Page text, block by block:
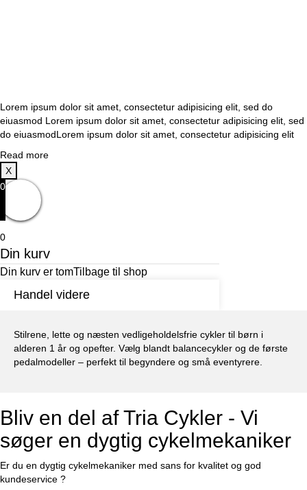
Lorem ipsum dolor sit amet, consectetur adipisicing elit, sed do
eiuasmod Lorem ipsum dolor sit amet, consectetur adipisicing elit, sed
do eiuasmodLorem ipsum dolor sit amet, consectetur adipisicing elit
Read more
X
0
0
Din kurv
Din kurv er tomTilbage til shop
Handel videre
Stilrene, lette og næsten vedligeholdelsfrie cykler til børn i
alderen 1 år og opefter. Vælg blandt balancecykler og de første
pedalmodeller – perfekt til begyndere og små eventyrere.
Bliv en del af Tria Cykler - Vi
søger en dygtig cykelmekaniker
Er du en dygtig cykelmekaniker med sans for kvalitet og god
kundeservice ?